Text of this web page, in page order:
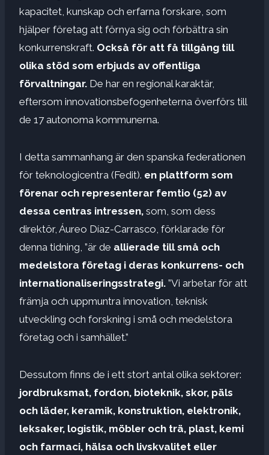
kapacitet, kunskap och erfarna forskare, som
hjälper företag att förnya sig och förbättra sin
konkurrenskraft. Också för att få tillgång till
olika stöd som erbjuds av offentliga
förvaltningar. De har en regional karaktär,
eftersom innovationsbefogenheterna överförs till
de 17 autonoma kommunerna.
I detta sammanhang är den spanska federationen
för teknologicentra (Fedit). en plattform som
förenar och representerar femtio (52) av
dessa centras intressen, som, som dess
direktör, Áureo Díaz-Carrasco, förklarade för
denna tidning, ”är de allierade till små och
medelstora företag i deras konkurrens- och
internationaliseringsstrategi. ”Vi arbetar för att
främja och uppmuntra innovation, teknisk
utveckling och forskning i små och medelstora
företag och i samhället.”
Dessutom finns de i ett stort antal olika sektorer:
jordbruksmat, fordon, bioteknik, skor, päls
och läder, keramik, konstruktion, elektronik,
leksaker, logistik, möbler och trä, plast, kemi
och farmaci, hälsa och livskvalitet eller